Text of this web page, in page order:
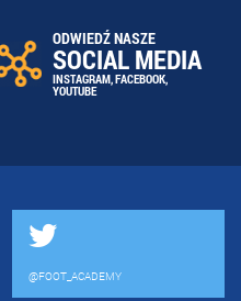
ODWIEDŹ NASZE
SOCIAL MEDIA
INSTAGRAM,FACEBOOK,
YOUTUBE
@FOOT_ACADEMY